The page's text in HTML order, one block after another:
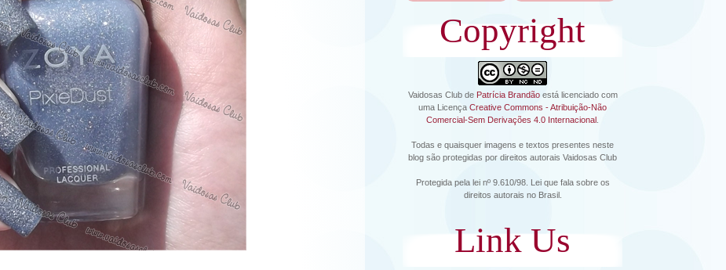
Copyright
Vaidosas Clubde Patrícia Brandãoestá licenciado com
uma Licença Creative Commons - Atribuição-Não
Comercial-Sem Derivações 4.0 Internacional
Todas e quaisquer imagens e textos presentes neste
blog são protegidas por direitos autorais Vaidosas Club
Protegida pela lei nº 9.610/98. Lei que fala sobre os
direitos autorais no Brasil.
Link Us